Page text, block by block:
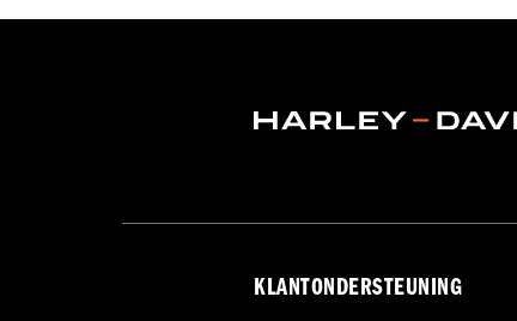
Lens Color:Red
In de doos:Een eenvoudig
Het
motorfiets kan
motorfiets veroorzaken.
KLANTONDERSTEUNING